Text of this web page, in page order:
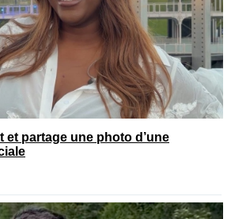
et partage une photo d’une